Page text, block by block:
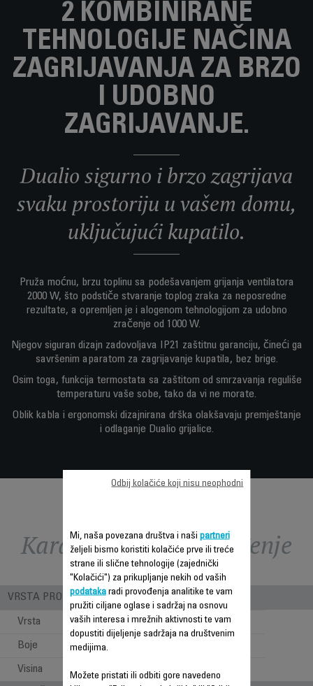
2 KOMBINIRANE
TEHNOLOGIJE NAČINA
ZAGRIJAVANJA ZA BRZO
I UDOBNO
ZAGRIJAVANJE.
Dualio sigurno i brzo zagrijava
svaku prostoriju u vašem domu,
uključujući kupatilo.
Pruža moćnu, brzu toplinu sa podešavanjem grijanja ventilatora
2000 W, što podstiče stvaranje toplog zraka za neposredne
rezultate, a opremljen je i alogenom tehnologijom za udobno
zračenje od 1000 W.
Njegov siguran dizajn zadovoljava IP21 zaštitnu garanciju, čineći ga
savršenim aparatom za zagrijavanje kupatila, bez brige.
Osim toga, funkcija termostata sa zaštitom od smrzavanja reguliše
temperaturu vaše sobe, tako da vi ne morate.
Oblik kabla i ergonomski dizajnirana drška olakšavaju premještanje
i odlaganje Dualio grijalice.
Karakteristike - Poređenje
VRSTA PROIZVODA
Vrsta Zračeći
Boje
Visina 0.44 m
Mi, naša povezana društva i naši partneri
željeli bismo koristiti kolačiće prve ili treće
strane ili slične tehnologije (zajednički
"Kolačići") za prikupljanje nekih od vaših
podatakaradi provođenja analitike te vam
pružiti ciljane oglase i sadržaj na osnovu
vaših interesa i mrežnih aktivnosti te vam
dopustiti dijeljenje sadržaja na društvenim
medijima.
Možete pristati ili odbiti gore navedeno
Odbij kolačiće koji nisu neophodni